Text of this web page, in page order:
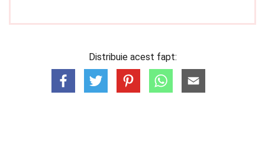
Distribuie acest fapt: